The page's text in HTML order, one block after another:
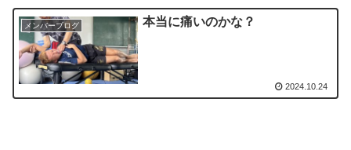
メンバーブログ 本当に痛いのかな？
2024.10.24